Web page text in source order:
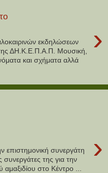
›
εκδηλώσεων
ΔΗ.Κ.Ε.Π.Α.Π. Μουσική,
και σχήματα αλλά
›
επιστημονική συνεργάτη
της για την
στο Κέντρο ...